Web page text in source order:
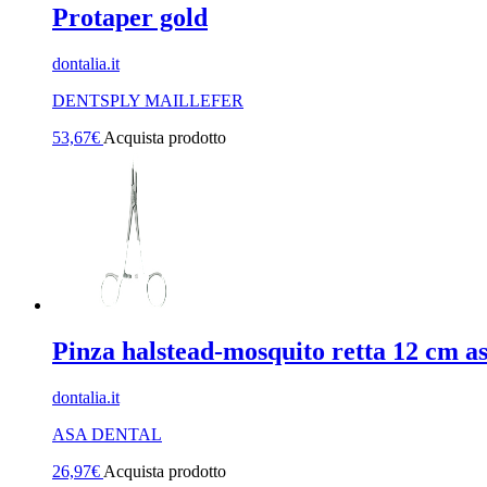
Protaper gold
dontalia.it
DENTSPLY MAILLEFER
53,67€ Acquista prodotto
Pinza halstead-mosquito retta 12 cm
dontalia.it
ASA DENTAL
26,97€ Acquista prodotto